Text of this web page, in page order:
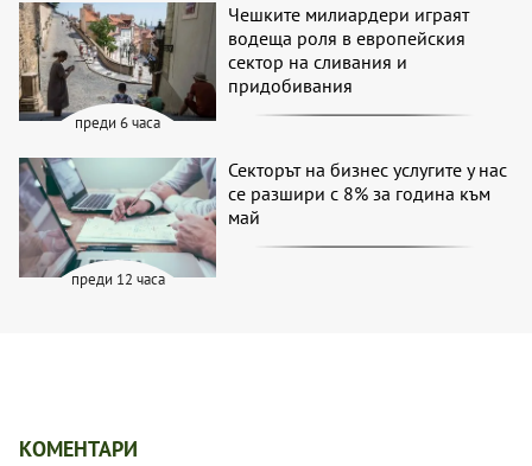
преди 6 часа
Чешките милиардери играят
водеща роля в европейския
сектор на сливания и
придобивания
преди 12 часа
Секторът на бизнес услугите у нас
се разшири с 8% за година към
май
КОМЕНТАРИ